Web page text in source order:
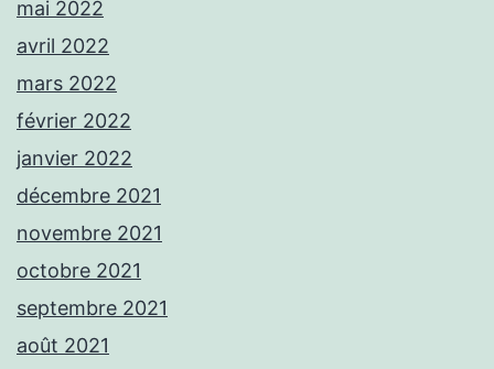
mai 2022
avril 2022
mars 2022
février 2022
janvier 2022
décembre 2021
novembre 2021
octobre 2021
septembre 2021
août 2021